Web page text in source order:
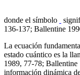
donde el símbolo
136-137; Ballentine
La ecuación
estado cuántico es la
1989, 77-78;
información dinámica